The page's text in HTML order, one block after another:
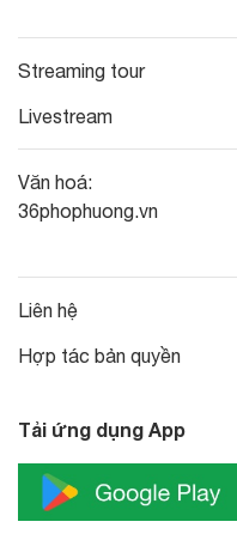
Streaming tour
Livestream
Văn hoá:
36phophuong.vn
Liên hệ
Hợp tác bản quyền
Tải ứng dụng App